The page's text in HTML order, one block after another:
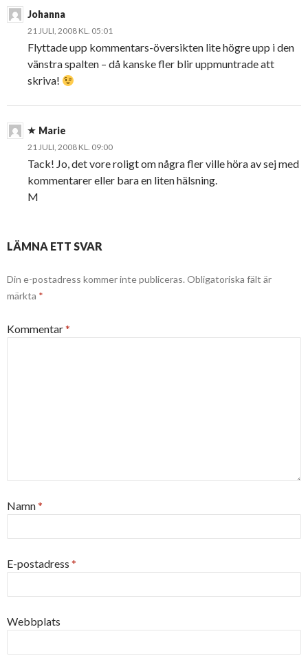
Johanna
21 JULI, 2008 KL. 05:01
Flyttade upp kommentars-översikten lite högre upp i den
vänstra spalten – då kanske fler blir uppmuntrade att
skriva!
Marie
21 JULI, 2008 KL. 09:00
Tack! Jo, det vore roligt om några fler ville höra av sej med
kommentarer eller bara en liten hälsning.
M
LÄMNA ETT SVAR
Din e-postadress kommer inte publiceras. Obligatoriska fält är
märkta *
Kommentar*
Namn*
E-postadress *
Webbplats